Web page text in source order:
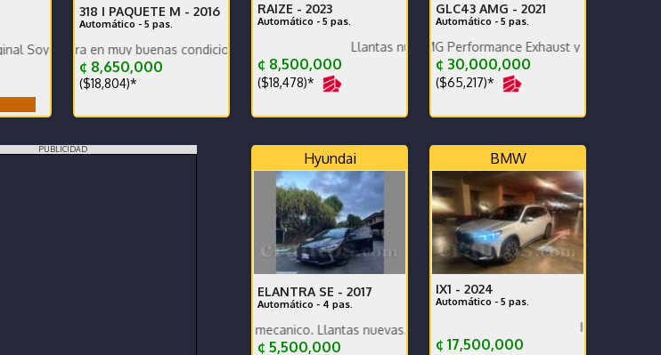
solo dueño
segundo propietario.
318 I PAQUETE M - 2016
Automático - 5 pas.
en muy buenas condiciones tanto mecánicas como estéticas.
¢ 8,650,000
($18,804)*
RAIZE - 2023
Automático - 5 pas.
Llantas nuevas
¢ 8,500,000
($18,478)*
GLC43 AMG - 2021
Automático - 5 pas.
En perfecto estado AMG Performance Exhaust y sistema de sonido
¢ 30,000,000
($65,217)*
PUBLICIDAD
Hyundai
ELANTRA SE - 2017
Automático - 4 pas.
En excelente estado mecanico. Llantas nuevas. Se traspasa deuda de Grupo Q.
¢ 5,500,000
BMW
IX1 - 2024
Automático - 5 pas.
Impecable urge vender
¢ 17,500,000